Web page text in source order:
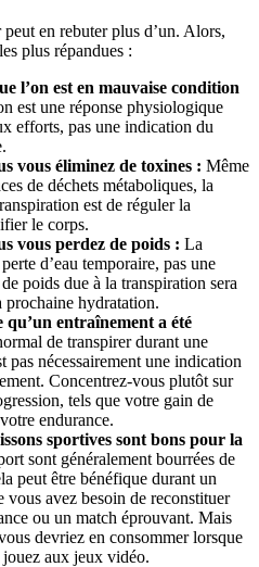
en rebuter plus d’un. Alors,
plus répandues :
l’on est en mauvaise condition
est une réponse physiologique
efforts, pas une indication du
vous éliminez de toxines : Même
de déchets métaboliques, la
est de réguler la
le corps.
vous perdez de poids : La
d’eau temporaire, pas une
poids due à la transpiration sera
prochaine hydratation.
qu’un entraînement a été
de transpirer durant une
pas nécessairement une indication
Concentrez-vous plutôt sur
tels que votre gain de
endurance.
sportives sont bons pour la
sont généralement bourrées de
peut être bénéfique durant un
avez besoin de reconstituer
ou un match éprouvant. Mais
devriez en consommer lorsque
aux jeux vidéo.